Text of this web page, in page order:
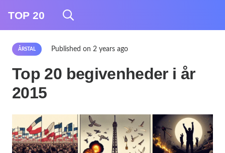
TOP 20
ÅRSTAL Published on2 years ago
Top 20 begivenheder i år
2015